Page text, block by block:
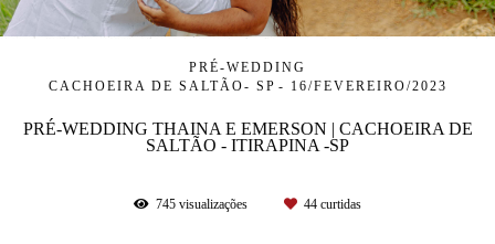
PRÉ-WEDDING
CACHOEIRA DE SALTÃO- SP
16/FEVEREIRO/2023
PRÉ-WEDDING THAINA E EMERSON | CACHOEIRA DE
SALTÃO - ITIRAPINA -SP
745 visualizações 44 curtidas